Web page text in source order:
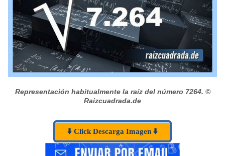
Representación habitualmente la raíz del número 7264. ©
Raizcuadrada.de
⬇️ Click Descarga Imagen ⬇️